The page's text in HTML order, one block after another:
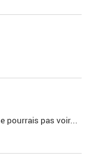
pourrais pas voir...